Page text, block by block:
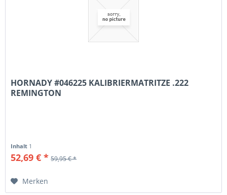
HORNADY #046225 KALIBRIERMATRITZE .222
REMINGTON
Inhalt 1
52,69 € * 59,95 € *
Merken